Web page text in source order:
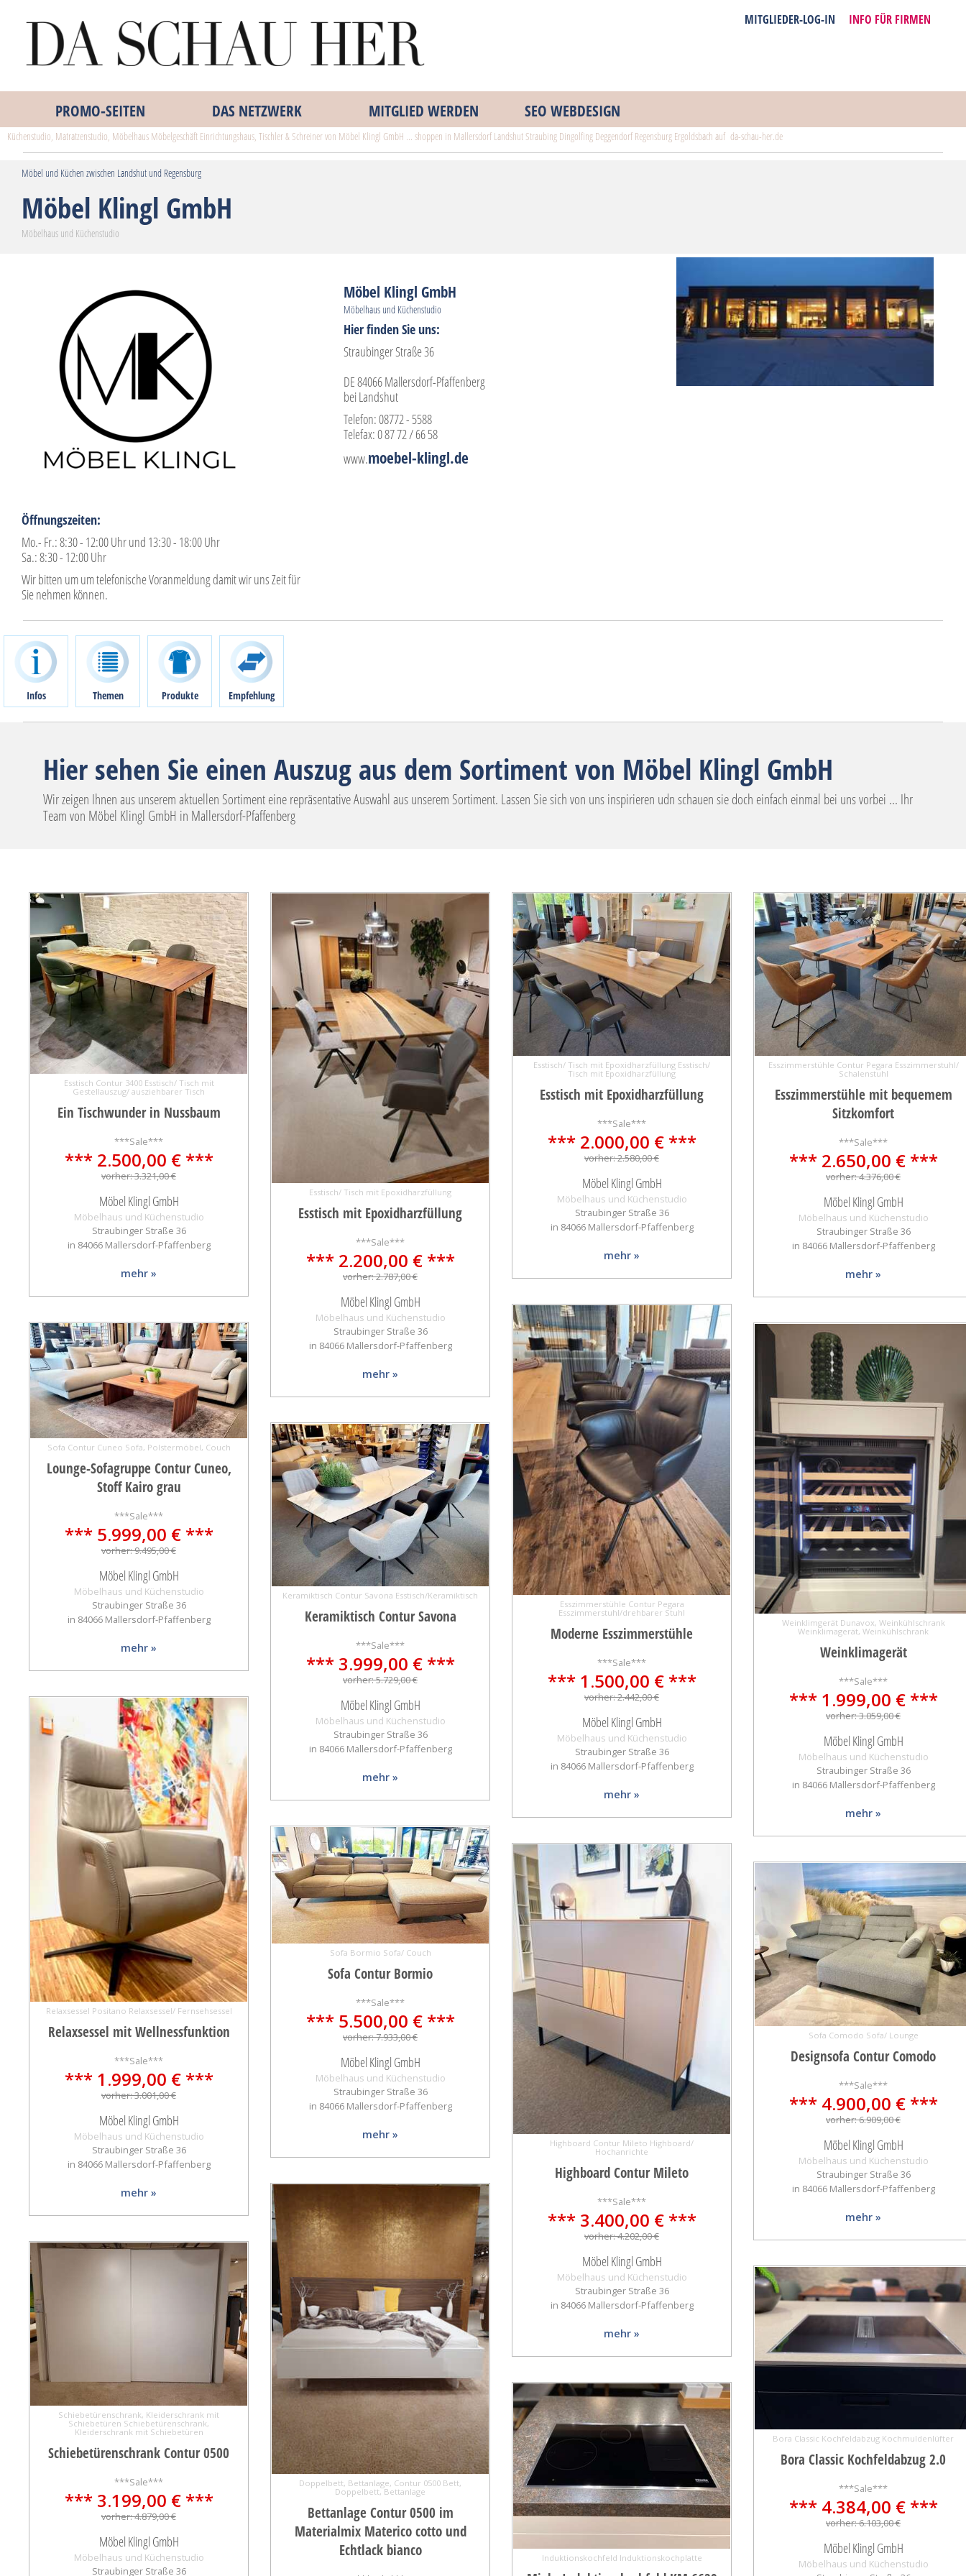
MITGLIEDER-LOG-IN INFO FÜR FIRMEN
PROMO‑SEITEN DAS NETZWERK MITGLIED WERDEN SEO WEBDESIGN
Küchenstudio, Matratzenstudio, Möbelhaus Möbelgeschäft Einrichtungshaus, Tischler & Schreiner von Möbel Klingl GmbH ... shoppen in Mallersdorf Landshut Straubing Dingolfing Deggendorf Regensburg Ergoldsbach auf da-schau-her.de
Möbel und Küchen zwischen Landshut und Regensburg
Möbel Klingl GmbH
Möbelhaus und Küchenstudio
Öffnungszeiten:
Mo.- Fr.: 8:30 - 12:00 Uhr und 13:30 - 18:00 Uhr
Sa.: 8:30 - 12:00 Uhr
Wir bitten um um telefonische Voranmeldung damit wir uns Zeit für
Sie nehmen können.
Möbel Klingl GmbH
Möbelhaus und Küchenstudio
Hier finden Sie uns:
Straubinger Straße 36
DE 84066 Mallersdorf-Pfaffenberg
bei Landshut
Telefon: 08772 - 5588
Telefax: 0 87 72 / 66 58
www.moebel-klingl.de
Infos Themen Produkte Empfehlung
Hier sehen Sie einen Auszug aus dem Sortiment von Möbel Klingl GmbH
Wir zeigen Ihnen aus unserem aktuellen Sortiment eine repräsentative Auswahl aus unserem Sortiment. Lassen Sie sich von uns inspirieren udn schauen sie doch einfach einmal bei uns vorbei ... Ihr
Team von Möbel Klingl GmbH in Mallersdorf-Pfaffenberg
Esstisch Contur 3400 Esstisch/ Tisch mit
Gestellauszug/ ausziehbarer Tisch
Ein Tischwunder in Nussbaum
***Sale***
*** 2.500,00 € ***
vorher: 3.321,00 €
Möbel Klingl GmbH
Möbelhaus und Küchenstudio
Straubinger Straße 36
in 84066 Mallersdorf-Pfaffenberg
mehr »
Esstisch/ Tisch mit Epoxidharzfüllung
Esstisch mit Epoxidharzfüllung
***Sale***
*** 2.200,00 € ***
vorher: 2.787,00 €
Möbel Klingl GmbH
Möbelhaus und Küchenstudio
Straubinger Straße 36
in 84066 Mallersdorf-Pfaffenberg
mehr »
Esstisch/ Tisch mit Epoxidharzfüllung Esstisch/
Tisch mit Epoxidharzfüllung
Esstisch mit Epoxidharzfüllung
***Sale***
*** 2.000,00 € ***
vorher: 2.580,00 €
Möbel Klingl GmbH
Möbelhaus und Küchenstudio
Straubinger Straße 36
in 84066 Mallersdorf-Pfaffenberg
mehr »
Esszimmerstühle Contur Pegara Esszimmerstuhl/
Schalenstuhl
Esszimmerstühle mit bequemem
Sitzkomfort
***Sale***
*** 2.650,00 € ***
vorher: 4.376,00 €
Möbel Klingl GmbH
Möbelhaus und Küchenstudio
Straubinger Straße 36
in 84066 Mallersdorf-Pfaffenberg
mehr »
Esszimmerstühle Contur Pegara
Esszimmerstuhl/drehbarer Stuhl
Moderne Esszimmerstühle
***Sale***
*** 1.500,00 € ***
vorher: 2.442,00 €
Möbel Klingl GmbH
Möbelhaus und Küchenstudio
Straubinger Straße 36
in 84066 Mallersdorf-Pfaffenberg
mehr »
Sofa Contur Cuneo Sofa, Polstermöbel, Couch
Lounge-Sofagruppe Contur Cuneo,
Stoff Kairo grau
***Sale***
*** 5.999,00 € ***
vorher: 9.495,00 €
Möbel Klingl GmbH
Möbelhaus und Küchenstudio
Straubinger Straße 36
in 84066 Mallersdorf-Pfaffenberg
mehr »
Weinklimgerät Dunavox, Weinkühlschrank
Weinklimagerät, Weinkühlschrank
Weinklimagerät
***Sale***
*** 1.999,00 € ***
vorher: 3.059,00 €
Möbel Klingl GmbH
Möbelhaus und Küchenstudio
Straubinger Straße 36
in 84066 Mallersdorf-Pfaffenberg
mehr »
Keramiktisch Contur Savona Esstisch/Keramiktisch
Keramiktisch Contur Savona
***Sale***
*** 3.999,00 € ***
vorher: 5.729,00 €
Möbel Klingl GmbH
Möbelhaus und Küchenstudio
Straubinger Straße 36
in 84066 Mallersdorf-Pfaffenberg
mehr »
Relaxsessel Positano Relaxsessel/ Fernsehsessel
Relaxsessel mit Wellnessfunktion
***Sale***
*** 1.999,00 € ***
vorher: 3.001,00 €
Möbel Klingl GmbH
Möbelhaus und Küchenstudio
Straubinger Straße 36
in 84066 Mallersdorf-Pfaffenberg
mehr »
Sofa Bormio Sofa/ Couch
Sofa Contur Bormio
***Sale***
*** 5.500,00 € ***
vorher: 7.933,00 €
Möbel Klingl GmbH
Möbelhaus und Küchenstudio
Straubinger Straße 36
in 84066 Mallersdorf-Pfaffenberg
mehr »
Highboard Contur Mileto Highboard/
Hochanrichte
Highboard Contur Mileto
***Sale***
*** 3.400,00 € ***
vorher: 4.202,00 €
Möbel Klingl GmbH
Möbelhaus und Küchenstudio
Straubinger Straße 36
in 84066 Mallersdorf-Pfaffenberg
mehr »
Sofa Comodo Sofa/ Lounge
Designsofa Contur Comodo
***Sale***
*** 4.900,00 € ***
vorher: 6.909,00 €
Möbel Klingl GmbH
Möbelhaus und Küchenstudio
Straubinger Straße 36
in 84066 Mallersdorf-Pfaffenberg
mehr »
Doppelbett, Bettanlage, Contur 0500 Bett,
Doppelbett, Bettanlage
Bettanlage Contur 0500 im
Materialmix Materico cotto und
Echtlack bianco
Schiebetürenschrank, Kleiderschrank mit
Schiebetüren Schiebetürenschrank,
Kleiderschrank mit Schiebetüren
Schiebetürenschrank Contur 0500
***Sale***
*** 3.199,00 € ***
vorher: 4.879,00 €
Möbel Klingl GmbH
Möbelhaus und Küchenstudio
Straubinger Straße 36
Bora Classic Kochfeldabzug Kochmuldenlüfter
Bora Classic Kochfeldabzug 2.0
***Sale***
*** 4.384,00 € ***
vorher: 6.103,00 €
Möbel Klingl GmbH
Möbelhaus und Küchenstudio
Induktionskochfeld Induktionskochplatte